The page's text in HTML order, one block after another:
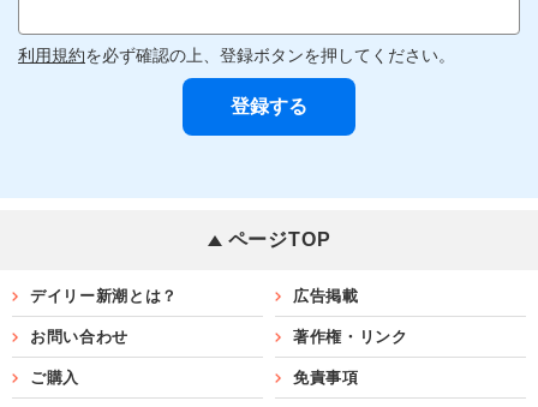
利用規約を必ず確認の上、登録ボタンを押してください。
ページTOP
デイリー新潮とは？ 広告掲載
お問い合わせ 著作権・リンク
ご購入 免責事項